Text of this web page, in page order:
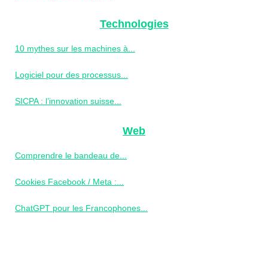
Technologies
10 mythes sur les machines à...
Logiciel pour des processus...
SICPA : l’innovation suisse...
Web
Comprendre le bandeau de...
Cookies Facebook / Meta :...
ChatGPT pour les Francophones...